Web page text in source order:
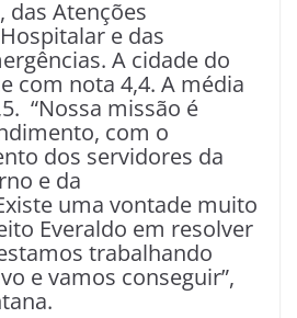
das Atenções
e das
A cidade do
com nota 4,4. A média
“Nossa missão é
com o
dos servidores da
e da
uma vontade muito
Everaldo em resolver
trabalhando
e vamos conseguir”,